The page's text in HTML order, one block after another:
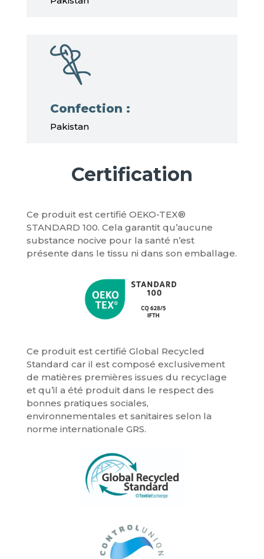
Confection :
Pakistan
Certification
Ce produit est certifié OEKO-TEX®
STANDARD 100. Cela garantit qu’aucune
substance nocive pour la santé n’est
présente dans le tissu ni dans son emballage.
Ce produit est certifié Global Recycled
Standard car il est composé exclusivement
de matières premières issues du recyclage
et qu’il a été produit dans le respect des
bonnes pratiques sociales,
environnementales et sanitaires selon la
norme internationale GRS.